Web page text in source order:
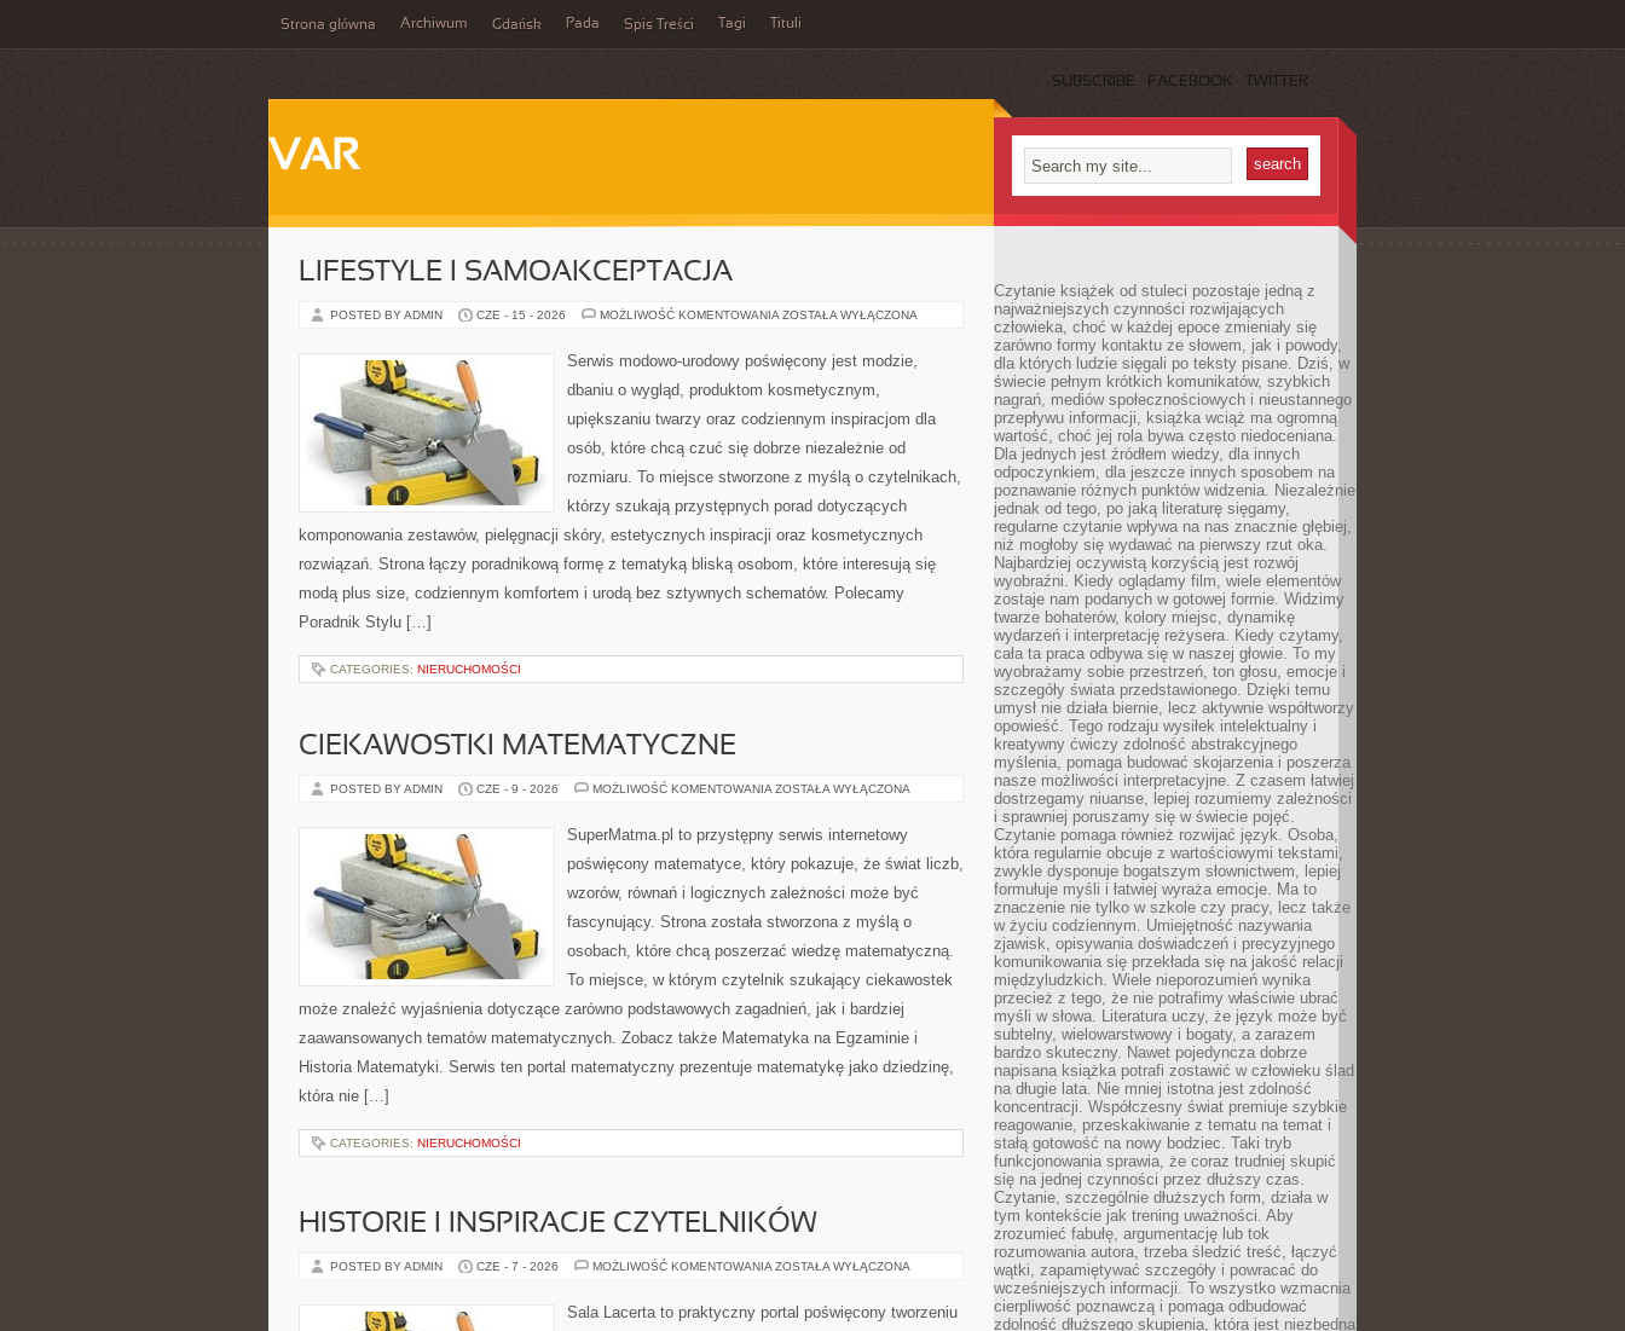
Strona główna Archiwum Gdańsk Pada Spis Treści Tagi Tituli
SUBSCRIBE FACEBOOK TWITTER
VAR
LIFESTYLE I SAMOAKCEPTACJA
POSTED BY ADMIN CZE - 15 - 2026 MOŻLIWOŚĆ KOMENTOWANIA LIFESTYLE
ZOSTAŁA WYŁĄCZONA
Serwis modowo-urodowy poświęcony jest modzie,
dbaniu o wygląd, produktom kosmetycznym,
upiększaniu twarzy oraz codziennym inspiracjom dla
osób, które chcą czuć się dobrze niezależnie od
rozmiaru. To miejsce stworzone z myślą o czytelnikach,
którzy szukają przystępnych porad dotyczących
komponowania zestawów, pielęgnacji skóry, estetycznych inspiracji oraz kosmetycznych
rozwiązań. Strona łączy poradnikową formę z tematyką bliską osobom, które interesują się
modą plus size, codziennym komfortem i urodą bez sztywnych schematów. Polecamy
Poradnik Stylu […]
CATEGORIES: NIERUCHOMOŚCI
CIEKAWOSTKI MATEMATYCZNE
POSTED BY ADMIN CZE - 9 - 2026 MOŻLIWOŚĆ KOMENTOWANIA CIEKAWOSTKI
ZOSTAŁA WYŁĄCZONA
SuperMatma.pl to przystępny serwis internetowy
poświęcony matematyce, który pokazuje, że świat liczb,
wzorów, równań i logicznych zależności może być
fascynujący. Strona została stworzona z myślą o
osobach, które chcą poszerzać wiedzę matematyczną.
To miejsce, w którym czytelnik szukający ciekawostek
może znaleźć wyjaśnienia dotyczące zarówno podstawowych zagadnień, jak i bardziej
zaawansowanych tematów matematycznych. Zobacz także Matematyka na Egzaminie i
Historia Matematyki. Serwis ten portal matematyczny prezentuje matematykę jako dziedzinę,
która nie […]
CATEGORIES: NIERUCHOMOŚCI
HISTORIE I INSPIRACJE CZYTELNIKÓW
POSTED BY ADMIN CZE - 7 - 2026 MOŻLIWOŚĆ KOMENTOWANIA HISTORIE
CZYTELNIKÓW
ZOSTAŁA WYŁĄCZONA
Sala Lacerta to praktyczny portal poświęcony tworzeniu
Czytanie książek od stuleci pozostaje jedną z
najważniejszych czynności rozwijających
człowieka, choć w każdej epoce zmieniały się
zarówno formy kontaktu ze słowem, jak i powody,
dla których ludzie sięgali po teksty pisane. Dziś, w
świecie pełnym krótkich komunikatów, szybkich
nagrań, mediów społecznościowych i nieustannego
przepływu informacji, książka wciąż ma ogromną
wartość, choć jej rola bywa często niedoceniana.
Dla jednych jest źródłem wiedzy, dla innych
odpoczynkiem, dla jeszcze innych sposobem na
poznawanie różnych punktów widzenia. Niezależnie
jednak od tego, po jaką literaturę sięgamy,
regularne czytanie wpływa na nas znacznie głębiej,
niż mogłoby się wydawać na pierwszy rzut oka.
Najbardziej oczywistą korzyścią jest rozwój
wyobraźni. Kiedy oglądamy film, wiele elementów
zostaje nam podanych w gotowej formie. Widzimy
twarze bohaterów, kolory miejsc, dynamikę
wydarzeń i interpretację reżysera. Kiedy czytamy,
cała ta praca odbywa się w naszej głowie. To my
wyobrażamy sobie przestrzeń, ton głosu, emocje i
szczegóły świata przedstawionego. Dzięki temu
umysł nie działa biernie, lecz aktywnie współtworzy
opowieść. Tego rodzaju wysiłek intelektualny i
kreatywny ćwiczy zdolność abstrakcyjnego
myślenia, pomaga budować skojarzenia i poszerza
nasze możliwości interpretacyjne. Z czasem łatwiej
dostrzegamy niuanse, lepiej rozumiemy zależności
i sprawniej poruszamy się w świecie pojęć.
Czytanie pomaga również rozwijać język. Osoba,
która regularnie obcuje z wartościowymi tekstami,
zwykle dysponuje bogatszym słownictwem, lepiej
formułuje myśli i łatwiej wyraża emocje. Ma to
znaczenie nie tylko w szkole czy pracy, lecz także
w życiu codziennym. Umiejętność nazywania
zjawisk, opisywania doświadczeń i precyzyjnego
komunikowania się przekłada się na jakość relacji
międzyludzkich. Wiele nieporozumień wynika
przecież z tego, że nie potrafimy właściwie ubrać
myśli w słowa. Literatura uczy, że język może być
subtelny, wielowarstwowy i bogaty, a zarazem
bardzo skuteczny. Nawet pojedyncza dobrze
napisana książka potrafi zostawić w człowieku ślad
na długie lata. Nie mniej istotna jest zdolność
koncentracji. Współczesny świat premiuje szybkie
reagowanie, przeskakiwanie z tematu na temat i
stałą gotowość na nowy bodziec. Taki tryb
funkcjonowania sprawia, że coraz trudniej skupić
się na jednej czynności przez dłuższy czas.
Czytanie, szczególnie dłuższych form, działa w
tym kontekście jak trening uważności. Aby
zrozumieć fabułę, argumentację lub tok
rozumowania autora, trzeba śledzić treść, łączyć
wątki, zapamiętywać szczegóły i powracać do
wcześniejszych informacji. To wszystko wzmacnia
cierpliwość poznawczą i pomaga odbudować
zdolność dłuższego skupienia, która jest niezbędna